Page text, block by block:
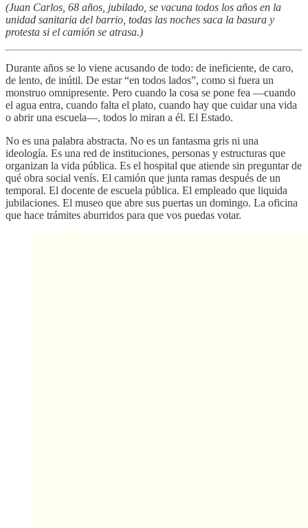
(Juan Carlos, 68 años, jubilado, se vacuna todos los años en la
unidad sanitaria del barrio, todas las noches saca la basura y
protesta si el camión se atrasa.)
Durante años se lo viene acusando de todo: de ineficiente, de caro,
de lento, de inútil. De estar “en todos lados”, como si fuera un
monstruo omnipresente. Pero cuando la cosa se pone fea —cuando
el agua entra, cuando falta el plato, cuando hay que cuidar una vida
o abrir una escuela—, todos lo miran a él. El Estado.
No es una palabra abstracta. No es un fantasma gris ni una
ideología. Es una red de instituciones, personas y estructuras que
organizan la vida pública. Es el hospital que atiende sin preguntar de
qué obra social venís. El camión que junta ramas después de un
temporal. El docente de escuela pública. El empleado que liquida
jubilaciones. El museo que abre sus puertas un domingo. La oficina
que hace trámites aburridos para que vos puedas votar.